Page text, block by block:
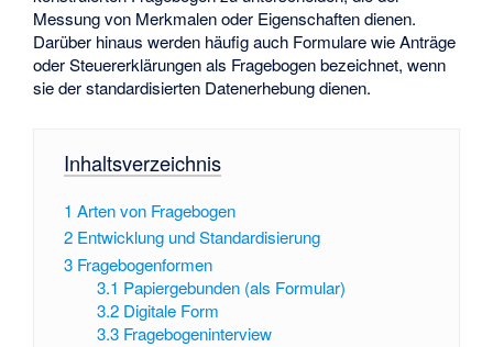
Messung von Merkmalen oder Eigenschaften dienen.
Darüber hinaus werden häufig auch Formulare wie Anträge
oder Steuererklärungen als Fragebogen bezeichnet, wenn
sie der standardisierten Datenerhebung dienen.
Inhaltsverzeichnis
1 Arten von Fragebogen
2 Entwicklung und Standardisierung
3 Fragebogenformen
3.1 Papiergebunden (als Formular)
3.2 Digitale Form
3.3 Fragebogeninterview